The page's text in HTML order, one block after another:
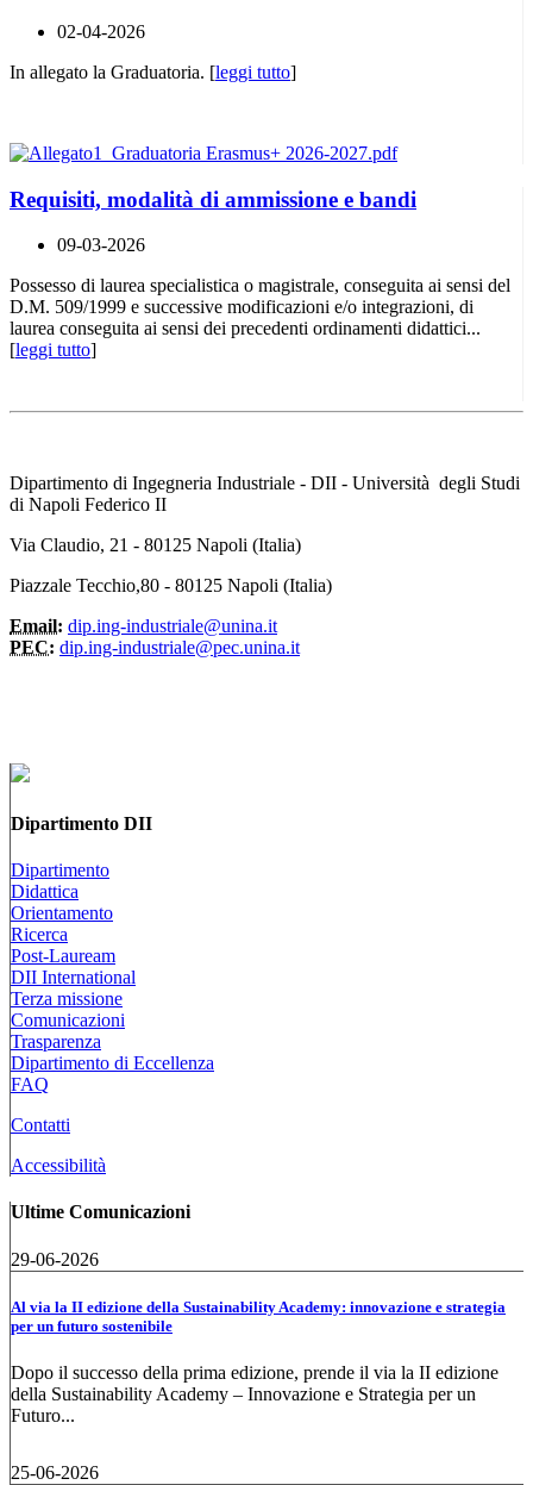
02-04-2026
In allegato la Graduatoria. [leggi tutto]
Requisiti, modalità di ammissione e bandi
09-03-2026
Possesso di laurea specialistica o magistrale, conseguita ai sensi del
D.M. 509/1999 e successive modificazioni e/o integrazioni, di
laurea conseguita ai sensi dei precedenti ordinamenti didattici...
[leggi tutto]
Dipartimento di Ingegneria Industriale - DII - Università degli Studi
di Napoli Federico II
Via Claudio, 21 - 80125 Napoli (Italia)
Piazzale Tecchio,80 - 80125 Napoli (Italia)
Email: dip.ing-industriale@unina.it
PEC: dip.ing-industriale@pec.unina.it
Dipartimento DII
Dipartimento
Didattica
Orientamento
Ricerca
Post-Lauream
DII International
Terza missione
Comunicazioni
Trasparenza
Dipartimento di Eccellenza
FAQ
Contatti
Accessibilità
Ultime Comunicazioni
29-06-2026
Al via la II edizione della Sustainability Academy: innovazione e strategia
per un futuro sostenibile
Dopo il successo della prima edizione, prende il via la II edizione
della Sustainability Academy – Innovazione e Strategia per un
Futuro...
25-06-2026